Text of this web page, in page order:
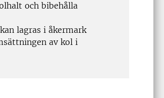
och bibehålla
lagras i åkermark
av kol i